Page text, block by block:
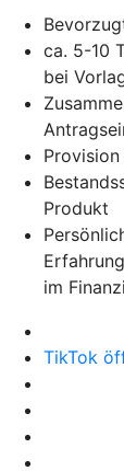
ca. 5-10
bei
Produkt
Erfahrung
im
TikTok